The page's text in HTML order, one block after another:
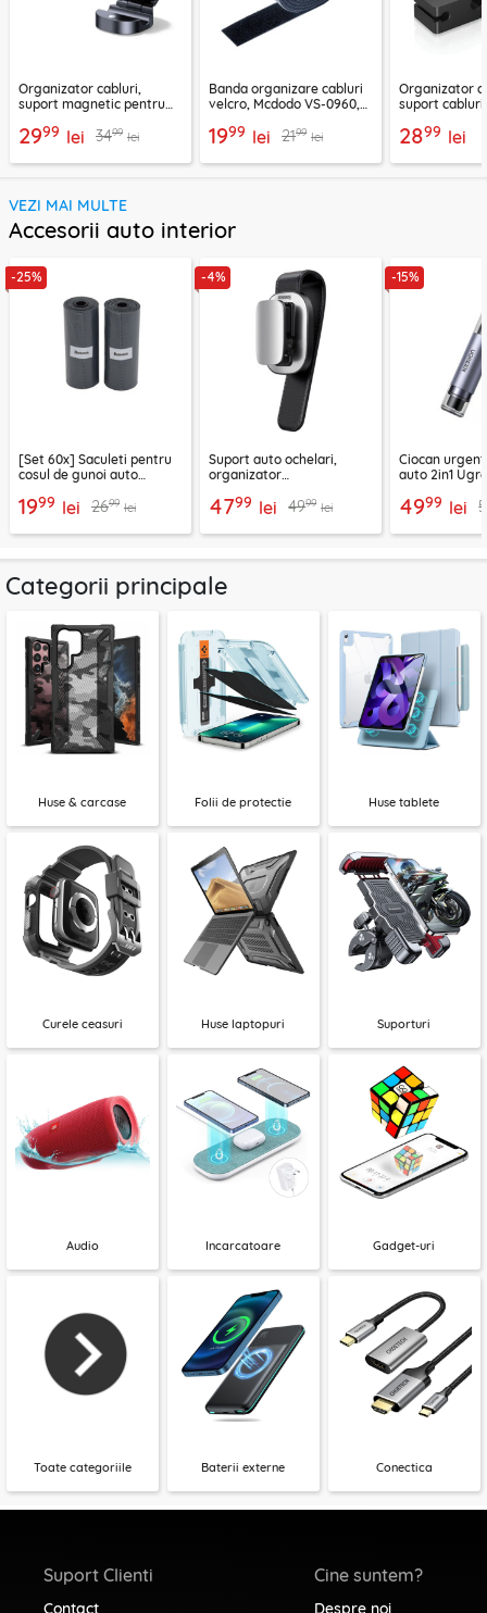
Organizator cabluri,
suport magnetic pentru
2999 lei 3499 lei
Banda organizare cabluri
velcro, Mcdodo VS-0960,
1999 lei 2199 lei
Organizator
suport
2899 lei
VEZI MAI MULTE
Accesorii auto interior
-25%
[Set 60x] Saculeti pentru
cosul de gunoi auto
1999 lei 2699 lei
-4%
Suport auto ochelari,
organizator
gri
4799 lei 4999 lei
-15%
Ciocan
auto 2in1
4999 lei
Categorii principale
Huse & carcase Folii de protectie Huse tablete
Curele ceasuri Huse laptopuri Suporturi
Audio Incarcatoare Gadget-uri
Toate categoriile Baterii externe Conectica
Suport Clienti
Contact
Cine suntem?
Despre noi